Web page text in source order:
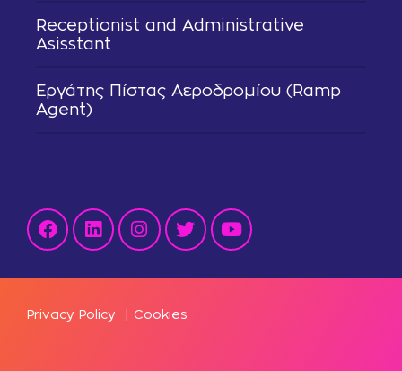
Receptionist and Administrative
Asisstant
Εργάτης Πίστας Αεροδρομίου (Ramp
Agent)
Privacy Policy | Cookies